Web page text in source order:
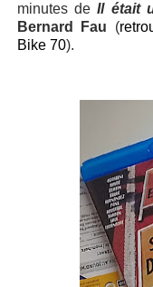
minutes deIl était
Bernard Fau (
Bike 70).